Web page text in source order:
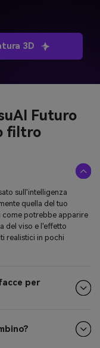
3D
AI Futuro
sull'intelligenza
quella del tuo
potrebbe apparire
del viso e l'effetto
realistici in pochi
per